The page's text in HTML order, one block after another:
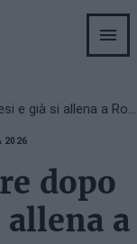
2026
dopo
a